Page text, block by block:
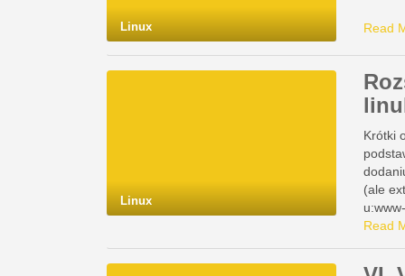
Linux Read
Linux
Krótki
(ale
Read